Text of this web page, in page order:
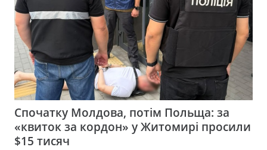
Спочатку Молдова, потім Польща: за
«квиток за кордон» у Житомирі просили
$15 тисяч